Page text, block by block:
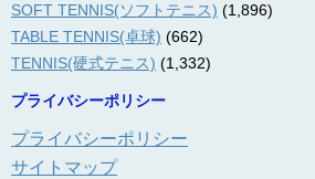
SOFT TENNIS(ソフトテニス) (1,896)
TABLE TENNIS(卓球) (662)
TENNIS(硬式テニス) (1,332)
プライバシーポリシー
プライバシーポリシー
サイトマップ